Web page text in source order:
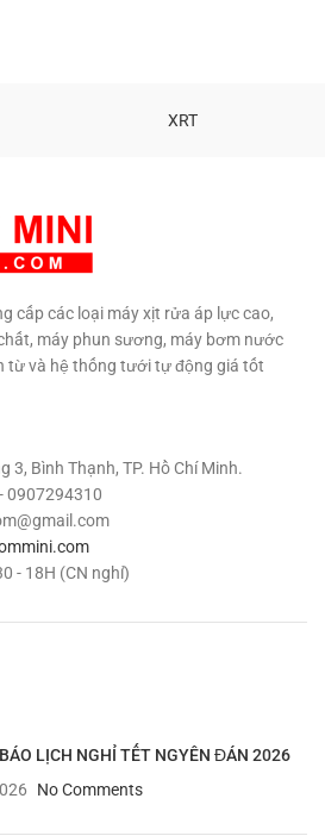
thước: 60 ⅹ 30 ⅹ
XRT
cấp các loại máy xịt rửa áp lực cao,
máy phun sương, máy bơm nước
từ và hệ thống tưới tự động giá tốt
3, Bình Thạnh, TP. Hồ Chí Minh.
0907294310
- 18H (CN nghỉ)
LỊCH NGHỈ TẾT NGYÊN ĐÁN 2026
No Comments